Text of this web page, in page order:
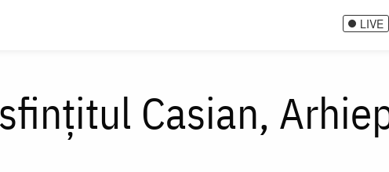
LIVE
Casian,